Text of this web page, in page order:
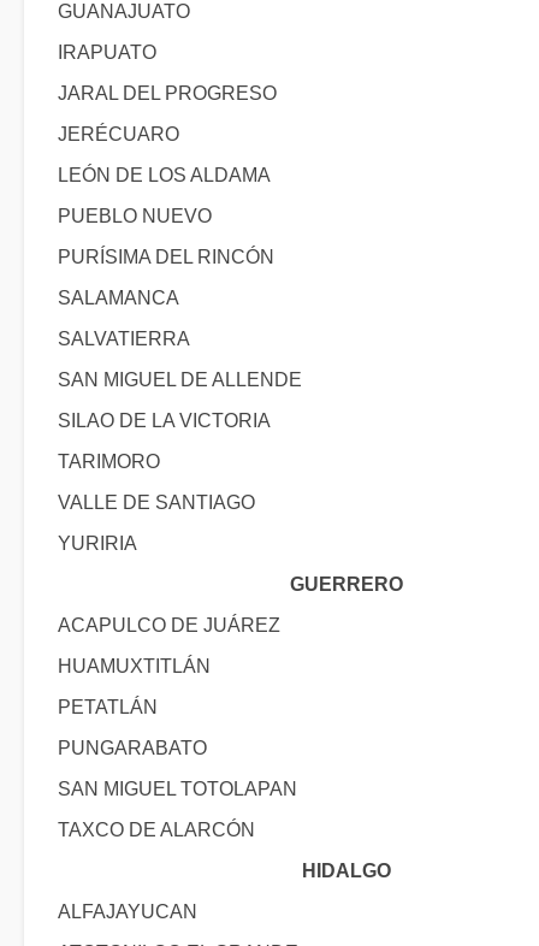
GUANAJUATO
IRAPUATO
JARAL DEL PROGRESO
JERÉCUARO
LEÓN DE LOS ALDAMA
PUEBLO NUEVO
PURÍSIMA DEL RINCÓN
SALAMANCA
SALVATIERRA
SAN MIGUEL DE ALLENDE
SILAO DE LA VICTORIA
TARIMORO
VALLE DE SANTIAGO
YURIRIA
GUERRERO
ACAPULCO DE JUÁREZ
HUAMUXTITLÁN
PETATLÁN
PUNGARABATO
SAN MIGUEL TOTOLAPAN
TAXCO DE ALARCÓN
HIDALGO
ALFAJAYUCAN